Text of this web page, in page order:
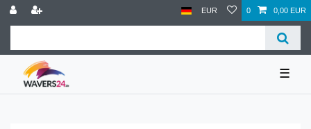
EUR 0 0,00 EUR
☰